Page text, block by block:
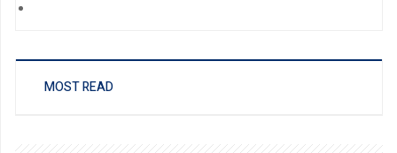
MOST READ